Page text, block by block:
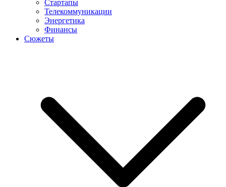
Стартапы
Телекоммуникации
Энергетика
Финансы
Сюжеты